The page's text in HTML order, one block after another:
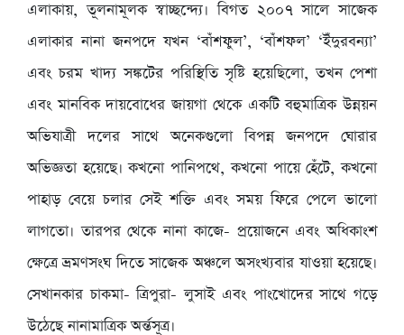
এলাকায়, তূলনামূলক স্বাচ্ছন্দ্যে। বিগত ২০০৭ সালে সাজেক
এলাকার নানা জনপদে যখন ‘বাঁশফুল’, ‘বাঁশফল’ ‘ইঁদুরবন্যা’
এবং চরম খাদ্য সঙ্কটের পরিস্থিতি সৃষ্টি হয়েছিলো, তখন পেশা
এবং মানবিক দায়বোধের জায়গা থেকে একটি বহুমাত্রিক উন্নয়ন
অভিযাত্রী দলের সাথে অনেকগুলো বিপন্ন জনপদে ঘোরার
অভিজ্ঞতা হয়েছে। কখনো পানিপথে, কখনো পায়ে হেঁটে, কখনো
পাহাড় বেয়ে চলার সেই শক্তি এবং সময় ফিরে পেলে ভালো
লাগতো। তারপর থেকে নানা কাজে- প্রয়োজনে এবং অধিকাংশ
ক্ষেত্রে ভ্রমণসংঘ দিতে সাজেক অঞ্চলে অসংখ্যবার যাওয়া হয়েছে।
সেখানকার চাকমা- ত্রিপুরা- লুসাই এবং পাংখোদের সাথে গড়ে
উঠেছে নানামাত্রিক অর্ন্তসূত্র।